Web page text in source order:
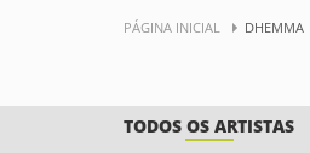
PÁGINA INICIAL DHEMMA
TODOS OS ARTISTAS